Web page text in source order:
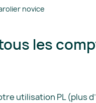
novice
les
utilisation PL (plus